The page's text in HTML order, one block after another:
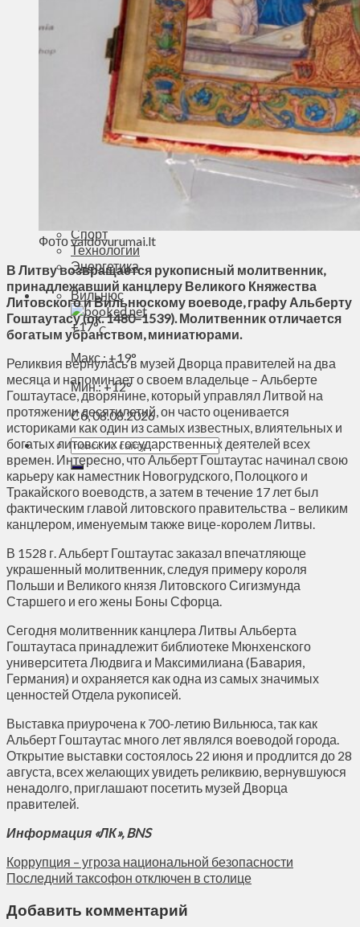
ЛК рекомендует
Сеньорам
Образование
Здравоохранение
Экология
Происшествия
Приграничье
Деньги
Визиты
Спорт
Технологии
Энергетика
Вильнюс
+17°C
Макс.:+19°
Мин.:+12°
Сб, 08.08.2026
Фото valdovurumai.lt
В Литву возвращается рукописный молитвенник,
принадлежавший канцлеру Великого Княжества
Литовского и Вильнюскому воеводе, графу Альберту
Гоштаутасу (ок. 1480–1539). Молитвенник отличается
богатым убранством, миниатюрами.
Реликвия вернулась в музей Дворца правителей на два
месяца и напоминает о своем владельце – Альберте
Гоштаутасе, дворянине, который управлял Литвой на
протяжении десятилетий, он часто оценивается
историками как один из самых известных, влиятельных и
богатых литовских государственных деятелей всех
времен. Интересно, что Альберт Гоштаутас начинал свою
карьеру как наместник Новогрудского, Полоцкого и
Тракайского воеводств, а затем в течение 17 лет был
фактическим главой литовского правительства – великим
канцлером, именуемым также вице-королем Литвы.
В 1528 г. Альберт Гоштаутас заказал впечатляюще
украшенный молитвенник, следуя примеру короля
Польши и Великого князя Литовского Сигизмунда
Старшего и его жены Боны Сфорца.
Сегодня молитвенник канцлера Литвы Альберта
Гоштаутаса принадлежит библиотеке Мюнхенского
университета Людвига и Максимилиана (Бавария,
Германия) и охраняется как одна из самых значимых
ценностей Отдела рукописей.
Выставка приурочена к 700-летию Вильнюса, так как
Альберт Гоштаутас много лет являлся воеводой города.
Открытие выставки состоялось 22 июня и продлится до 28
августа, всех желающих увидеть реликвию, вернувшуюся
ненадолго, приглашают посетить музей Дворца
правителей.
Информация «ЛК», BNS
Коррупция – угроза национальной безопасности
Последний таксофон отключен в столице
Добавить комментарий